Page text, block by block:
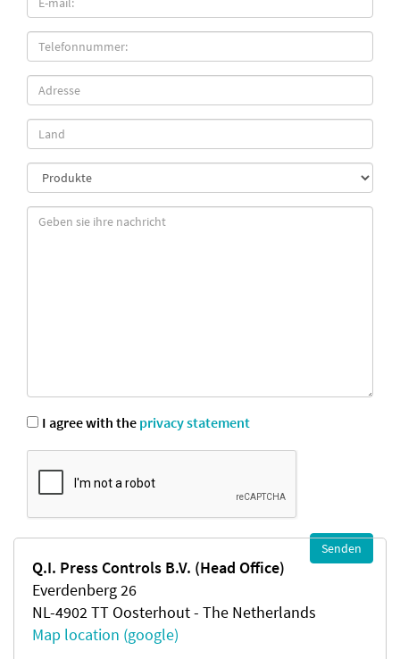
I agree with the privacy statement
Q.I. Press Controls B.V. (Head Office)
Everdenberg 26
NL-4902 TT Oosterhout - The Netherlands
Map location (google)